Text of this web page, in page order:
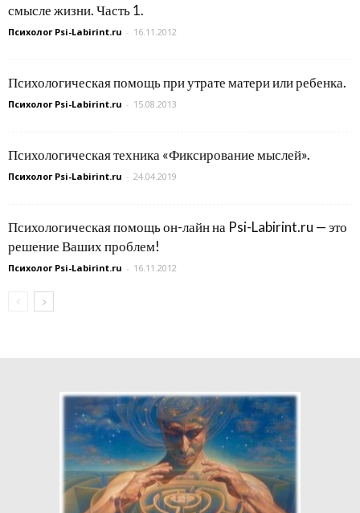
смысле жизни. Часть 1.
Психолог Psi-Labirint.ru - 16.11.2012
Психологическая помощь при утрате матери или ребенка.
Психолог Psi-Labirint.ru - 15.08.2013
Психологическая техника «Фиксирование мыслей».
Психолог Psi-Labirint.ru - 24.04.2019
Психологическая помощь он-лайн на Psi-Labirint.ru — это
решение Ваших проблем!
Психолог Psi-Labirint.ru - 16.11.2012